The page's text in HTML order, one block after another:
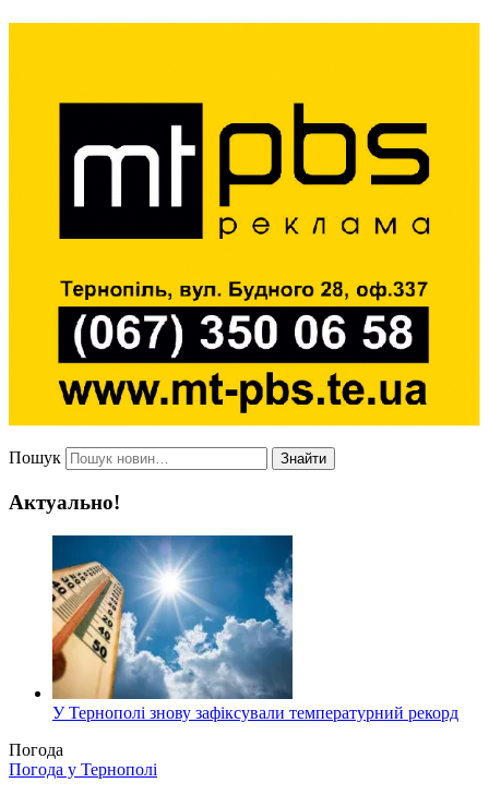
Пошук Знайти
Актуально!
У Тернополі знову зафіксували температурний рекорд
Погода
Погода у Тернополі